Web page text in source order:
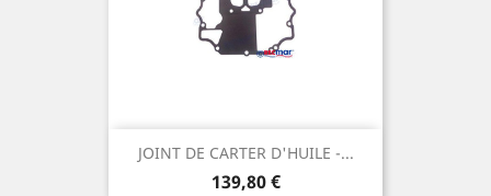
JOINT DE CARTER D'HUILE -...
Prix
139,80 €